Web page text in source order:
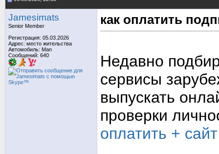
Jamesimats
Senior Member
Регистрация: 05.03.2026
Адрес: место жительства
Автомобиль: Man
Сообщений: 640
как оплатить
Недавно
сервисы
выпускать
проверки
оплатить + сайт